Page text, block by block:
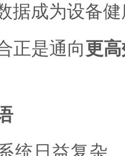
据成为设备
正是通向更
统日益复杂